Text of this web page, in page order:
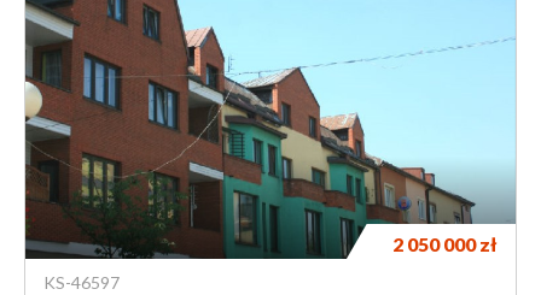
KS-46597
2 050 000zł